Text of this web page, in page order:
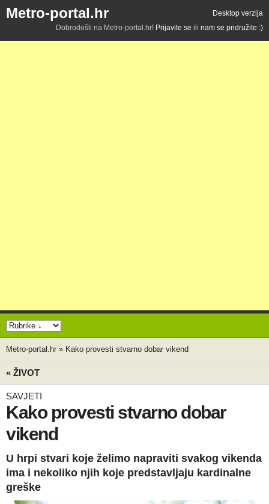
Metro-portal.hr
Desktop verzija
Dobrodošli na Metro-portal.hr! Prijavite se ili nam se pridružite :)
Metro-portal.hr » Kako provesti stvarno dobar vikend
« ŽIVOT
SAVJETI
Kako provesti stvarno dobar
vikend
U hrpi stvari koje želimo napraviti svakog vikenda
ima i nekoliko njih koje predstavljaju kardinalne
greške